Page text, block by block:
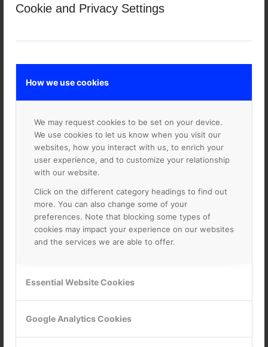
Cookie and Privacy Settings
How we use cookies
We may request cookies to be set on your device.
We use cookies to let us know when you visit our
websites, how you interact with us, to enrich your
user experience, and to customize your relationship
with our website.
Click on the different category headings to find out
more. You can also change some of your
preferences. Note that blocking some types of
cookies may impact your experience on our websites
and the services we are able to offer.
Essential Website Cookies
Google Analytics Cookies
Så här gör du!
byter till Google Workspace for Education
Läs mer om hur du byter till
Google for Education i 6
enkla steg